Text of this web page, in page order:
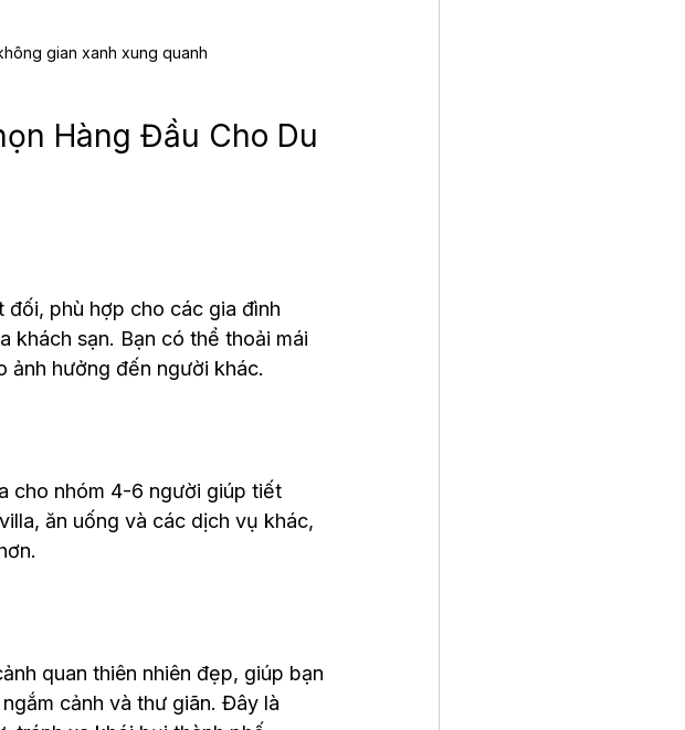
gian xanh xung quanh
Hàng Đầu Cho Du
phù hợp cho các gia đình
khách sạn. Bạn có thể thoải mái
ảnh hưởng đến người khác.
cho nhóm 4-6 người giúp tiết
ăn uống và các dịch vụ khác,
quan thiên nhiên đẹp, giúp bạn
cảnh và thư giãn. Đây là